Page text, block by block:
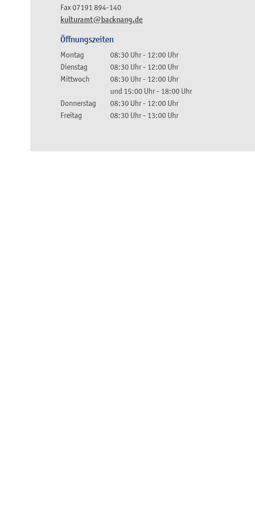
kulturamt@backnang.de
Fax07191 894-140
Öffnungszeiten
Montag 08:30 Uhr- 12:00 Uhr
Dienstag
08:30 Uhr- 12:00 Uhr
Mittwoch
08:30 Uhr- 12:00 Uhr
und 15:00 Uhr- 18:00 Uhr
Donnerstag
08:30 Uhr- 12:00 Uhr
Freitag
08:30 Uhr- 13:00 Uhr